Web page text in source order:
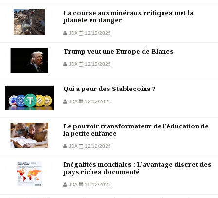
La course aux minéraux critiques met la
planète en danger
JDA 12/12/2025
Trump veut une Europe de Blancs
JDA 12/12/2025
Qui a peur des Stablecoins ?
JDA 12/12/2025
Le pouvoir transformateur de l’éducation de
la petite enfance
JDA 12/12/2025
Inégalités mondiales : L’avantage discret des
pays riches documenté
JDA 10/12/2025